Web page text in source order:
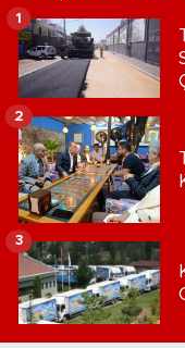
1
2
3